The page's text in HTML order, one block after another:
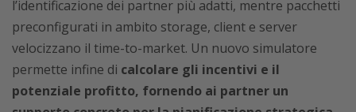
l’identificazione dei partner più adatti, mentre pacchetti
preconfigurati in ambito storage, client e server
velocizzano il time-to-market. Un nuovo simulatore
permette infine di calcolare gli incentivi e il
potenziale profitto, fornendo ai partner un